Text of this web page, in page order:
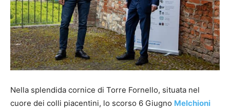
Nella splendida cornice di Torre Fornello, situata nel
cuore dei colli piacentini, lo scorso 6 Giugno Melchioni